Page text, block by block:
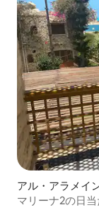
アル・アラメイ
マリーナ2の日